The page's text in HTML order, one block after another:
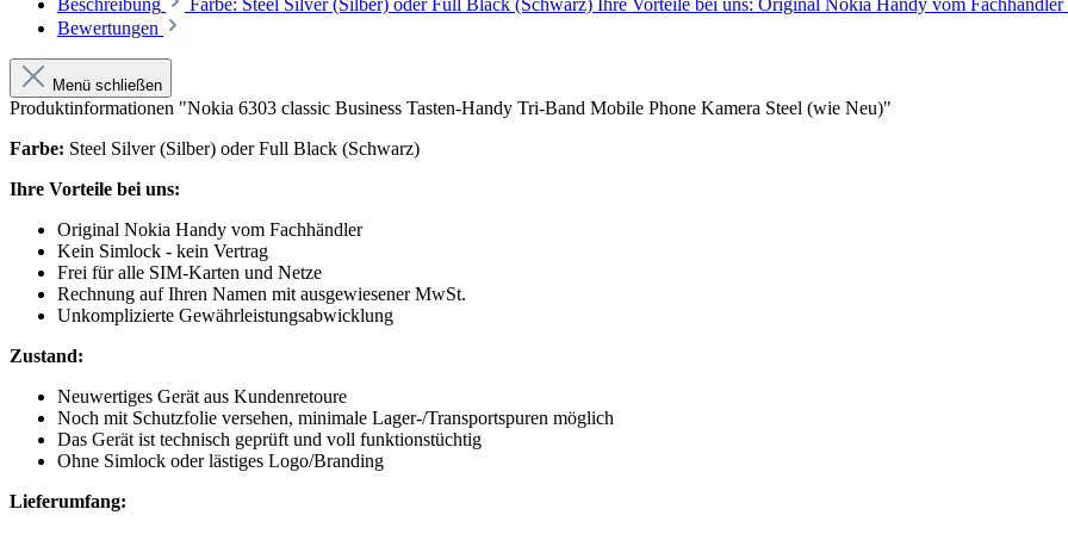
Bewertungen
Menü schließen
Produktinformationen "Nokia 6303 classic Business Tasten-Handy Tri-Band Mobile Phone Kamera Steel (wie Neu)"
Farbe: Steel Silver (Silber) oder Full Black (Schwarz)
Ihre Vorteile bei uns:
Original Nokia Handy vom Fachhändler
Kein Simlock - kein Vertrag
Frei für alle SIM-Karten und Netze
Rechnung auf Ihren Namen mit ausgewiesener MwSt.
Unkomplizierte Gewährleistungsabwicklung
Zustand:
Neuwertiges Gerät aus Kundenretoure
Noch mit Schutzfolie versehen, minimale Lager-/Transportspuren möglich
Das Gerät ist technisch geprüft und voll funktionstüchtig
Ohne Simlock oder lästiges Logo/Branding
Lieferumfang: